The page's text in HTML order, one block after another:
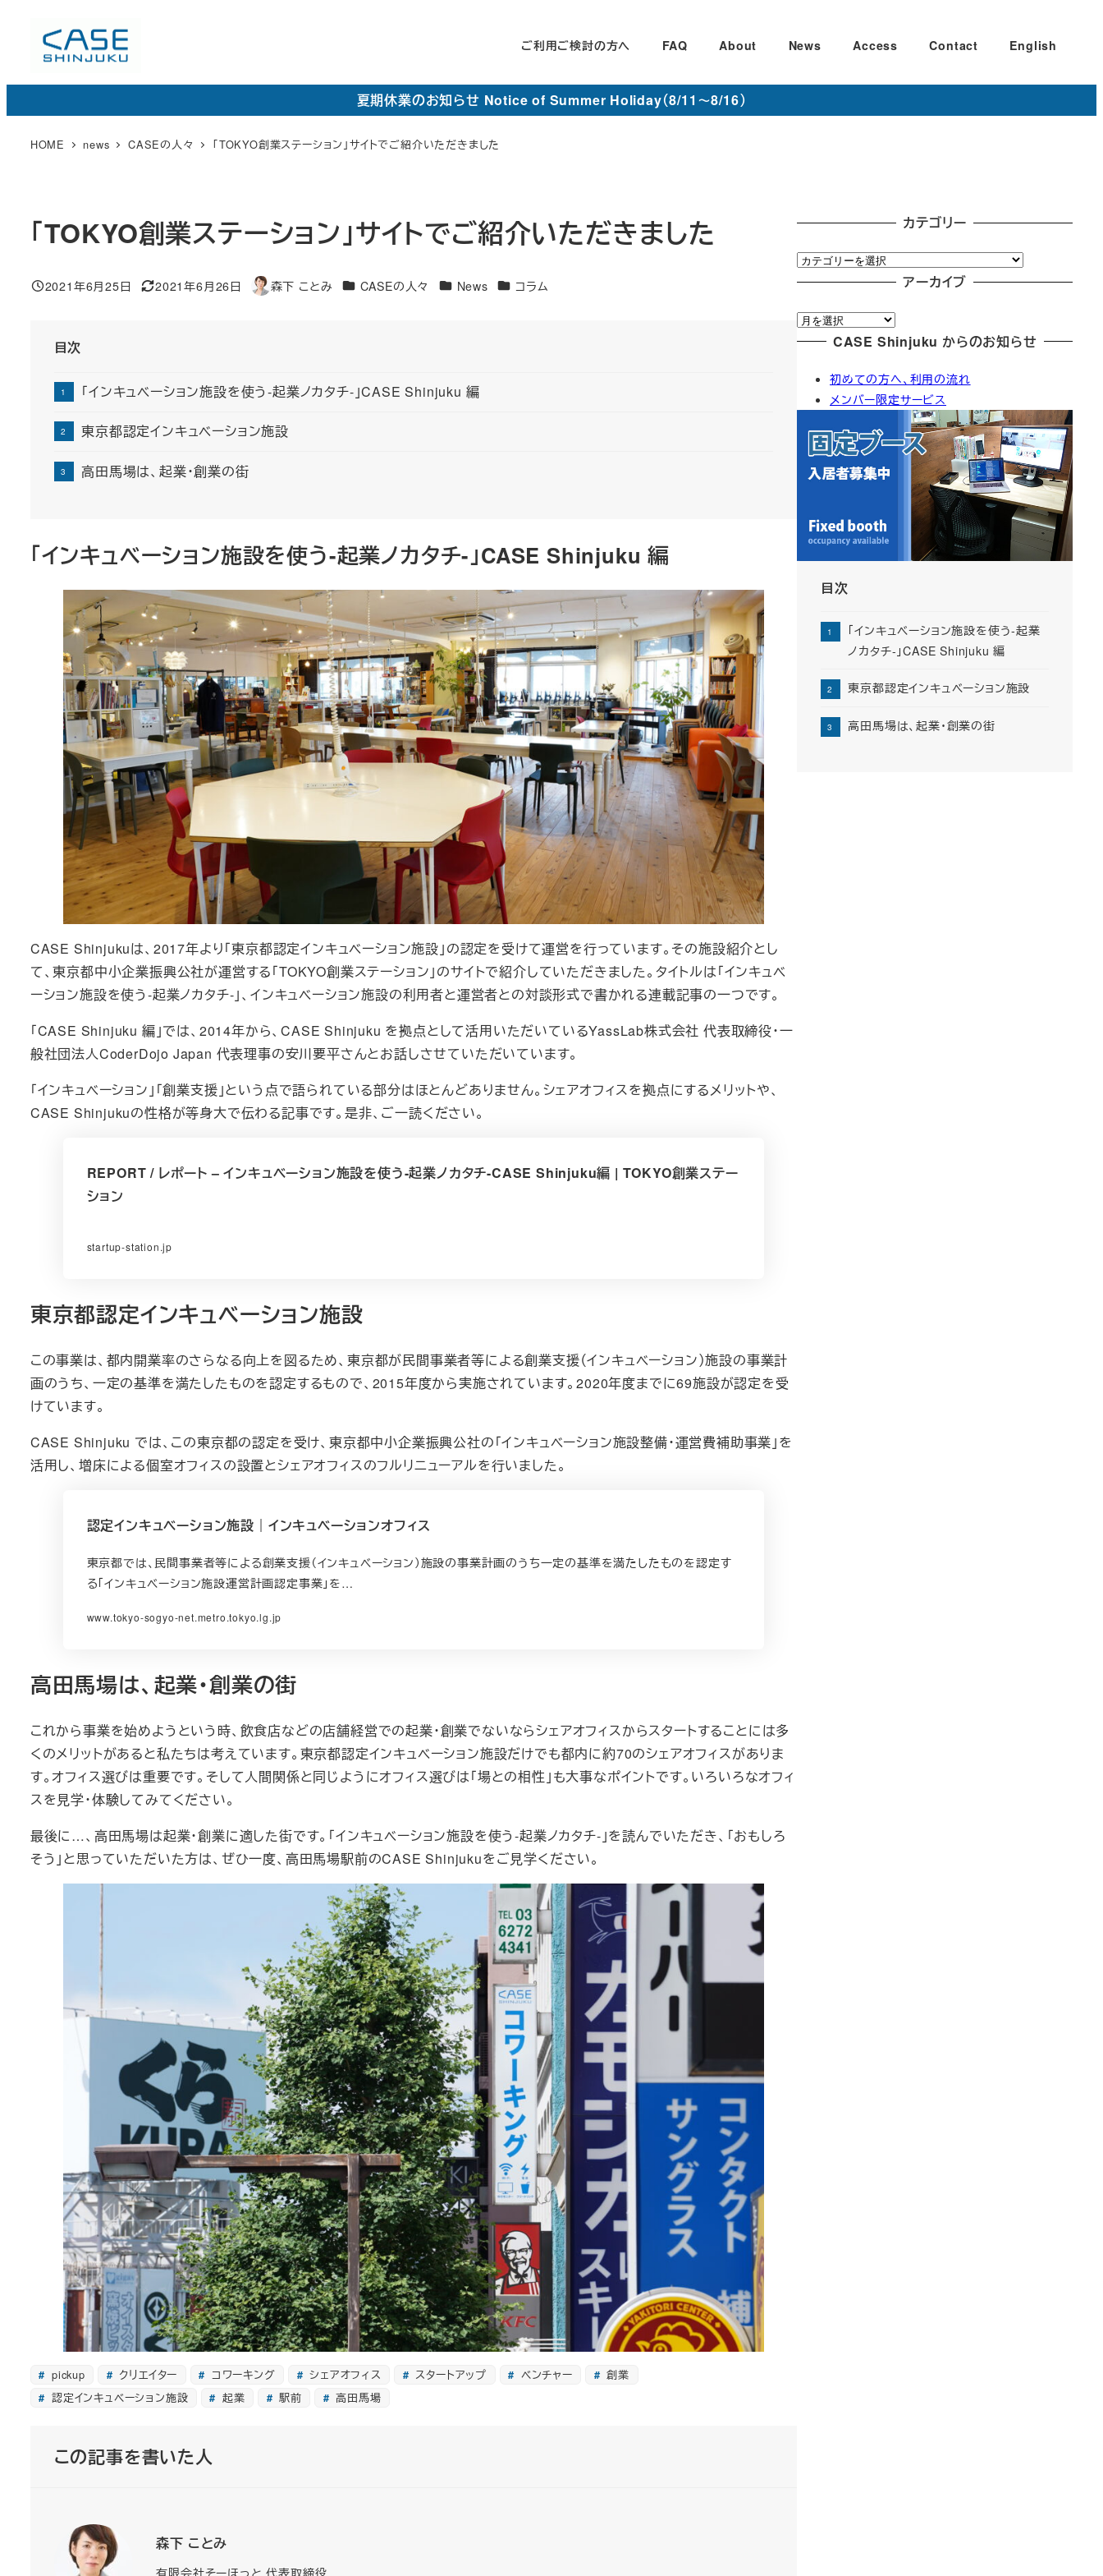
コ
ご利用ご検討の方へ FAQ About News Access Contact English
夏期休業のお知らせ Notice of Summer Holiday（8/11～8/16）
HOME news CASEの人々 「TOKYO創業ステーション」サイトでご紹介いただきました
「TOKYO創業ステーション」サイトでご紹介いただきました
投稿日
2021年6月25日
更
2021年6月26日
著
森下 ことみ
カ CASEの人々
カ News カ コラム
目次
「インキュベーション施設を使う-起業ノカタチ-」CASE Shinjuku 編
東京都認定インキュベーション施設
高田馬場は、起業・創業の街
「インキュベーション施設を使う-起業ノカタチ-」CASE Shinjuku 編
CASE Shinjukuは、2017年より「東京都認定インキュベーション施設」の認定を受けて運営を行っています。その施設紹介とし
て、東京都中小企業振興公社が運営する「TOKYO創業ステーション」のサイトで紹介していただきました。タイトルは「インキュベ
ーション施設を使う-起業ノカタチ-」、インキュベーション施設の利用者と運営者との対談形式で書かれる連載記事の一つです。
「CASE Shinjuku 編」では、2014年から、CASE Shinjuku を拠点として活用いただいているYassLab株式会社 代表取締役・一
般社団法人CoderDojo Japan 代表理事の安川要平さんとお話しさせていただいています。
「インキュベーション」「創業支援」という点で語られている部分はほとんどありません。シェアオフィスを拠点にするメリットや、
CASE Shinjukuの性格が等身大で伝わる記事です。是非、ご一読ください。
REPORT / レポート – インキュベーション施設を使う-起業ノカタチ-CASE Shinjuku編 | TOKYO創業ステー
ション
startup-station.jp
東京都認定インキュベーション施設
この事業は、都内開業率のさらなる向上を図るため、東京都が民間事業者等による創業支援（インキュベーション）施設の事業計
画のうち、一定の基準を満たしたものを認定するもので、2015年度から実施されています。2020年度までに69施設が認定を受
けています。
CASE Shinjuku では、この東京都の認定を受け、東京都中小企業振興公社の「インキュベーション施設整備・運営費補助事業」を
活用し、増床による個室オフィスの設置とシェアオフィスのフルリニューアルを行いました。
認定インキュベーション施設｜インキュベーションオフィス
東京都では、民間事業者等による創業支援（インキュベーション）施設の事業計画のうち一定の基準を満たしたものを認定す
る「インキュベーション施設運営計画認定事業」を…
www.tokyo-sogyo-net.metro.tokyo.lg.jp
高田馬場は、起業・創業の街
これから事業を始めようという時、飲食店などの店舗経営での起業・創業でないならシェアオフィスからスタートすることには多
くのメリットがあると私たちは考えています。東京都認定インキュベーション施設だけでも都内に約70のシェアオフィスがありま
す。オフィス選びは重要です。そして人間関係と同じようにオフィス選びは「場との相性」も大事なポイントです。いろいろなオフィ
スを見学・体験してみてください。
最後に…、高田馬場は起業・創業に適した街です。「インキュベーション施設を使う-起業ノカタチ-」を読んでいただき、「おもしろ
そう」と思っていただいた方は、ぜひ一度、高田馬場駅前のCASE Shinjukuをご見学ください。
pickup クリエイター コワーキング シェアオフィス スタートアップ ベンチャー
創業
認定インキュベーション施設
起業 駅前 高田馬場
この記事を書いた人
森下 ことみ
有限会社そーほっと 代表取締役
カテゴリー
カ
テ
リ
ー
アーカイブ
ア
ー
CASE Shinjuku からのお知らせ
初めての方へ、利用の流れ
メンバー限定サービス
目次
「インキュベーション施設を使う-起業
ノカタチ-」CASE Shinjuku 編
東京都認定インキュベーション施設
高田馬場は、起業・創業の街